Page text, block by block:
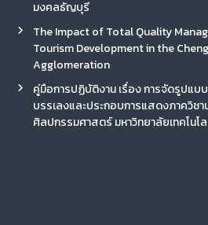
มงคลธัญบุรี
The Impact of Total Quality
Tourism Development in the
Agglomeration
คู่มือการปฏิบัติงาน เรื่อง การจัดรูปแบ
บรรเลงและประกอบการแสดงภาควิช
ศิลปกรรมศาสตร์ มหาวิทยาลัยเทคโน